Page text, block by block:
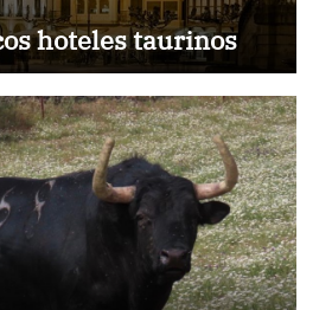
hoteles taurinos